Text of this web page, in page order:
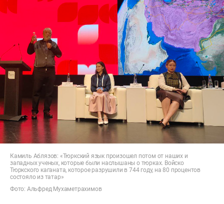
Камиль Аблязов: «Тюркский язык произошел потом от наших и
западных ученых, которые были наслышаны о тюрках. Войско
Тюркского каганата, которое разрушили в 744 году, на 80 процентов
состояло из татар»
Фото: Альфред Мухаметрахимов